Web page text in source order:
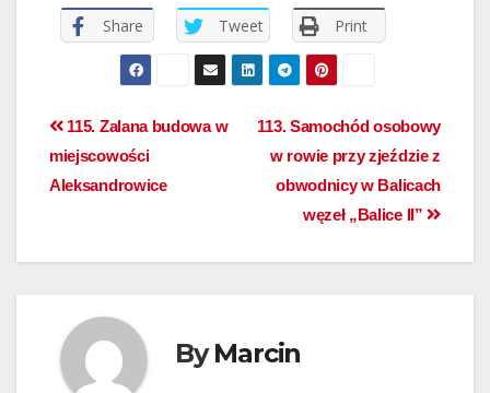
Share Tweet Print
113. Samochód osobowy
w rowie przy zjeździe z
obwodnicy w Balicach
węzeł „Balice II”
115. Zalana budowa w
miejscowości
Aleksandrowice
ByMarcin